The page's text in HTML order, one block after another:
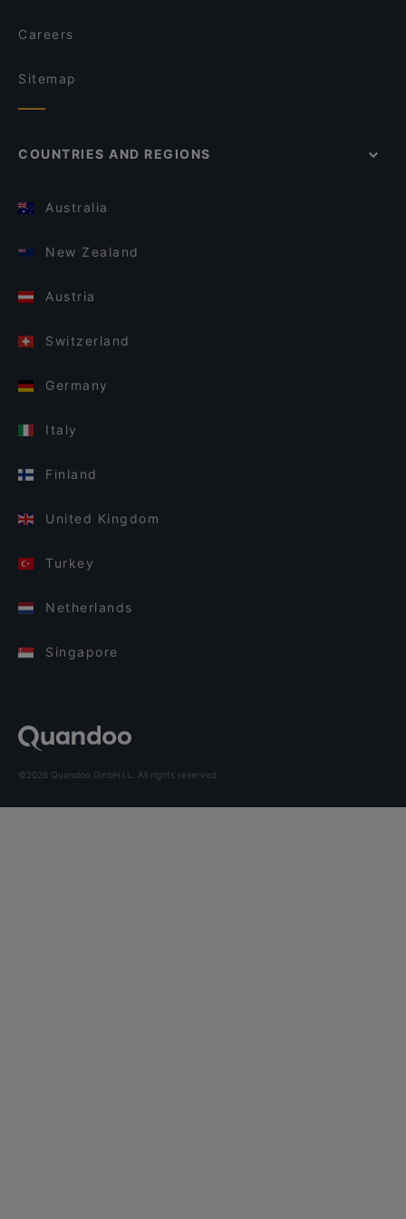
Careers
Sitemap
COUNTRIES AND REGIONS
Australia
New Zealand
Austria
Switzerland
Germany
Italy
Finland
United Kingdom
Turkey
Netherlands
Singapore
©2026 Quandoo GmbH i.L. All rights reserved